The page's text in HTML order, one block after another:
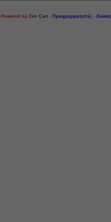
Powered by Zen Cart - Προγραμματιστές -